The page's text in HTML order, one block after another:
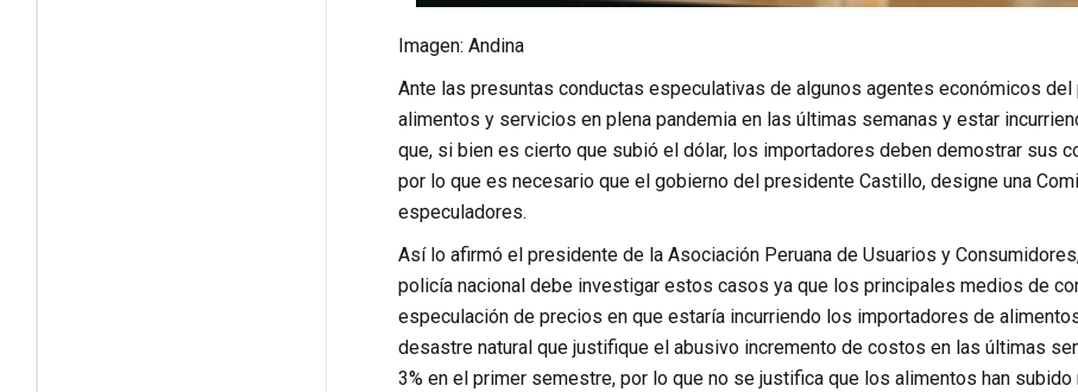
Imagen: Andina
Ante las presuntas conductas especulativas de algunos agentes económicos
alimentos y servicios en plena pandemia en las últimas semanas y estar
que, si bien es cierto que subió el dólar, los importadores deben demostrar sus
por lo que es necesario que el gobierno del presidente Castillo, designe una
especuladores.
Así lo afirmó el presidente de la Asociación Peruana de Usuarios y
policía nacional debe investigar estos casos ya que los principales medios de
especulación de precios en que estaría incurriendo los importadores de
desastre natural que justifique el abusivo incremento de costos en las últimas
3% en el primer semestre, por lo que no se justifica que los alimentos han subido